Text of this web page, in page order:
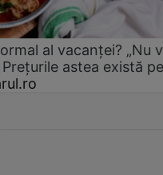
al vacanței? „Nu
astea există